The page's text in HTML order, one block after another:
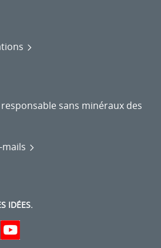
sans minéraux des
mails
IDÉES.